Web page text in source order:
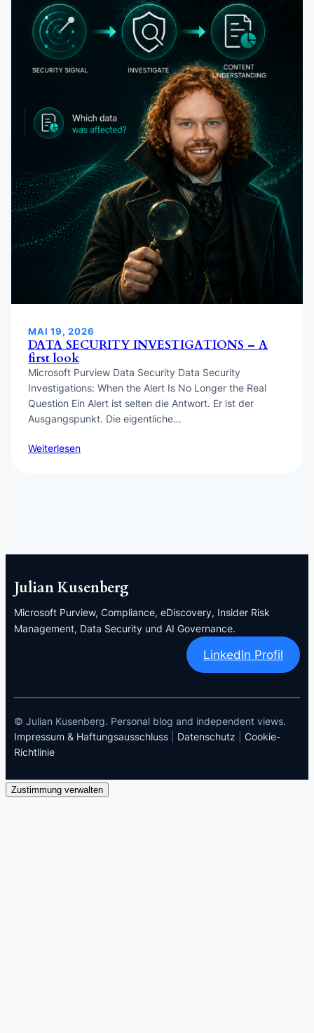
MAI 19, 2026
DATA SECURITY INVESTIGATIONS – A
first look
Microsoft Purview Data Security Data Security
Investigations: When the Alert Is No Longer the Real
Question Ein Alert ist selten die Antwort. Er ist der
Ausgangspunkt. Die eigentliche…
Weiterlesen
Julian Kusenberg
Microsoft Purview, Compliance, eDiscovery, Insider Risk
Management, Data Security und AI Governance.
LinkedIn Profil
© Julian Kusenberg. Personal blog and independent views.
Impressum & Haftungsausschluss
Datenschutz
Cookie-
Richtlinie
Zustimmung verwalten